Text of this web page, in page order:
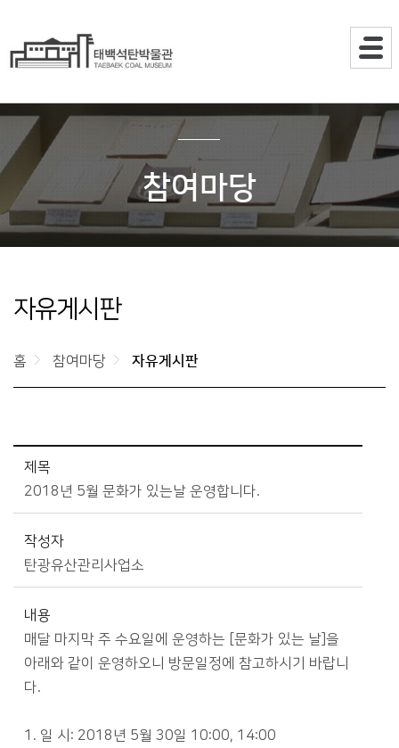
참여마당
자유게시판
홈 참여마당 자유게시판
제목
2018년 5월 문화가 있는날 운영합니다.
작성자
탄광유산관리사업소
내용
매달 마지막 주 수요일에 운영하는 [문화가 있는 날]을
아래와 같이 운영하오니 방문일정에 참고하시기 바랍니
다.
1. 일 시: 2018년 5월 30일 10:00, 14:00